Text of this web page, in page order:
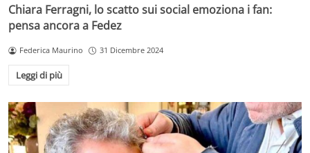
Chiara Ferragni, lo scatto sui social emoziona i fan:
pensa ancora a Fedez
Federica Maurino 31 Dicembre 2024
Leggi di più